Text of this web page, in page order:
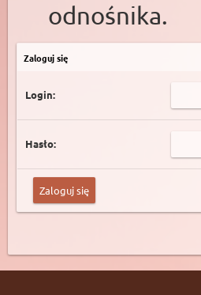
odnośnika.
Zaloguj się
Login:
Hasło: